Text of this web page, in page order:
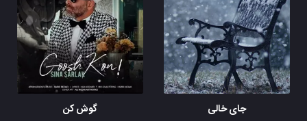
جای خالی
گوش کن